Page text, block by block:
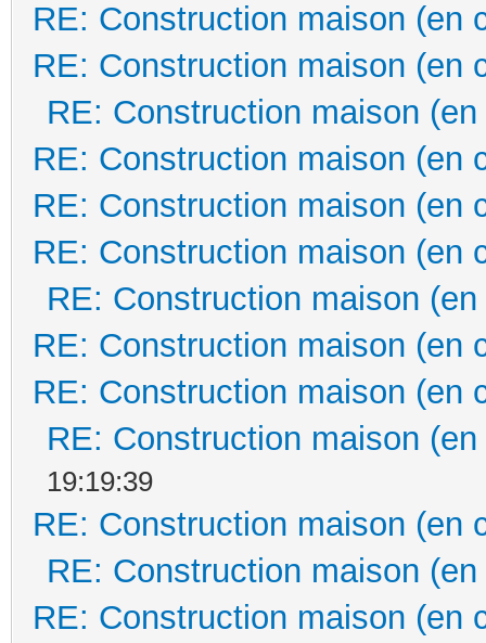
RE: Construction maison (en
RE: Construction maison (en
RE: Construction maison
RE: Construction maison (en
RE: Construction maison (en
RE: Construction maison (en
RE: Construction maison
RE: Construction maison (en
RE: Construction maison (en
RE: Construction maison
19:19:39
RE: Construction maison (en
RE: Construction maison
RE: Construction maison (en